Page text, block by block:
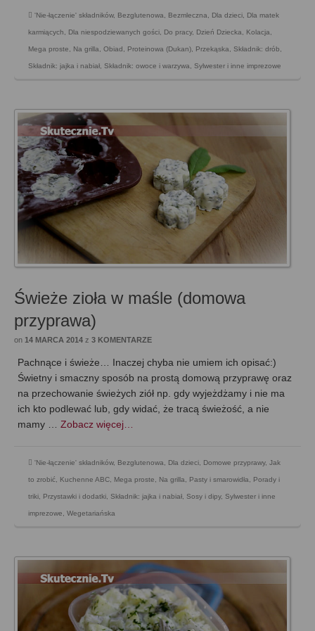
'Nie-łączenie' składników, Bezglutenowa Bezmleczna Dla dzieci Dla matek
karmiących Dla niespodziewanych gości Do pracy, Dzień Dziecka Kolacja
Mega proste Na grilla Obiad Proteinowa (Dukan) Przekąska Składnik: drób
Składnik: jajka i nabiał Składnik: owoce i warzywa Sylwester i inne imprezowe
Świeże zioła w maśle (domowa
przyprawa)
on 14 MARCA 2014 z 3 KOMENTARZE
Pachnące i świeże… Inaczej chyba nie umiem ich opisać:)
Świetny i smaczny sposób na prostą domową przyprawę oraz
na przechowanie świeżych ziół np. gdy wyjeżdżamy i nie ma
ich kto podlewać lub, gdy widać, że tracą świeżość, a nie
mamy … Zobacz więcej…
'Nie-łączenie' składników, Bezglutenowa, Dla dzieci, Domowe przyprawy, Jak
to zrobić, Kuchenne ABC, Mega proste, Na grilla, Pasty i smarowidła, Porady i
triki, Przystawki i dodatki, Składnik: jajka i nabiał, Sosy i dipy, Sylwester i inne
imprezowe, Wegetariańska